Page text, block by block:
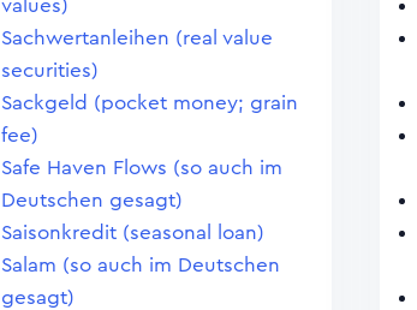
values)
Sachwertanleihen (real value
securities)
Sackgeld (pocket money; grain
fee)
Safe Haven Flows (so auch im
Deutschen gesagt)
Saisonkredit (seasonal loan)
Salam (so auch im Deutschen
gesagt)